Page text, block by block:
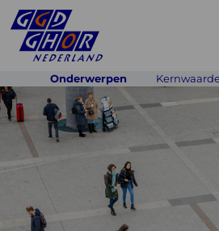
Onderwerpen
Kernwaarde
Rookvrije
omgeving